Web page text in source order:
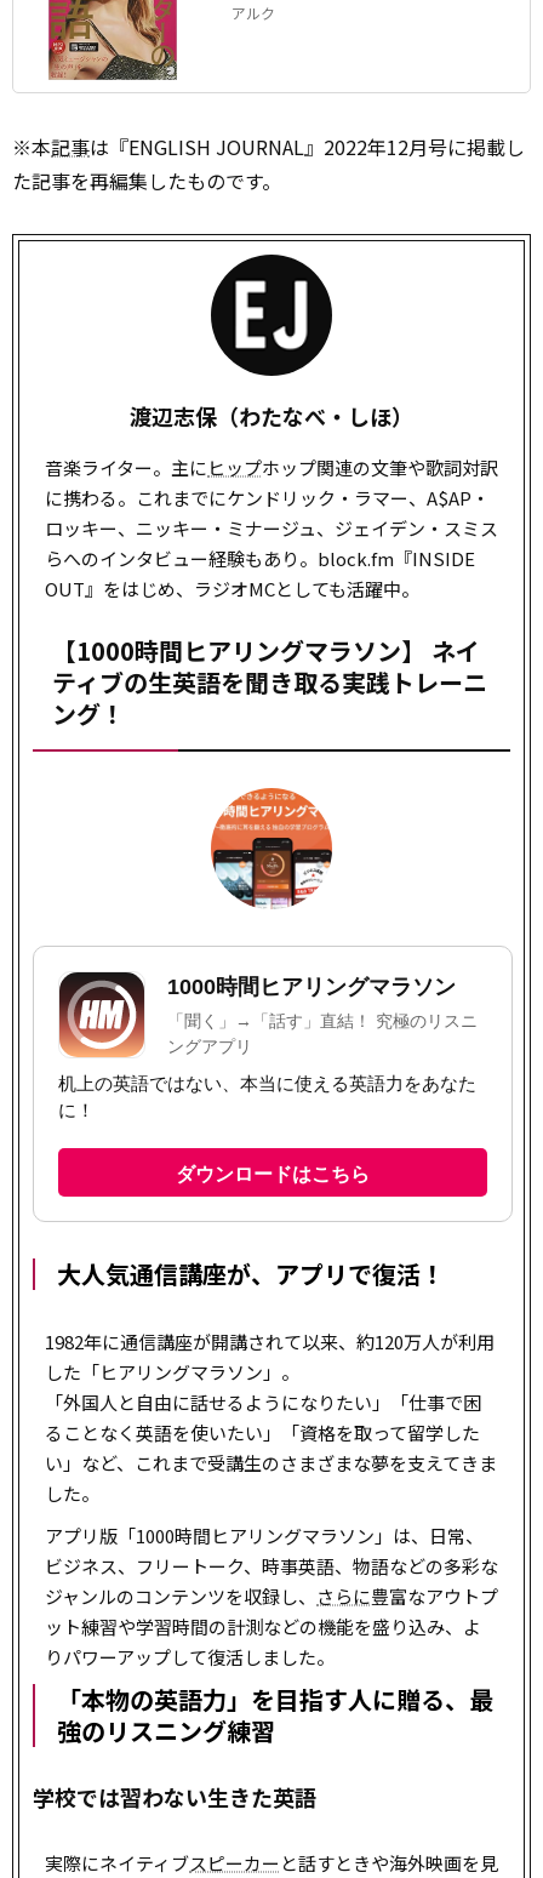
アルク
※本記事は『ENGLISH JOURNAL』2022年12月号に掲載し
た記事を再編集したものです。
渡辺志保（わたなべ・しほ）
音楽ライター。主にヒップホップ関連の文筆や歌詞対訳
に携わる。これまでにケンドリック・ラマー、A$AP・
ロッキー、ニッキー・ミナージュ、ジェイデン・スミス
らへのインタビュー経験もあり。block.fm『INSIDE
OUT』をはじめ、ラジオMCとしても活躍中。
【1000時間ヒアリングマラソン】 ネイ
ティブの生英語を聞き取る実践トレーニ
ング！
大人気通信講座が、アプリで復活！
1982年に通信講座が開講されて以来、約120万人が利用
した「ヒアリングマラソン」。
「外国人と自由に話せるようになりたい」「仕事で困
ることなく英語を使いたい」「資格を取って留学した
い」など、これまで受講生のさまざまな夢を支えてきま
した。
アプリ版「1000時間ヒアリングマラソン」は、日常、
ビジネス、フリートーク、時事英語、物語などの多彩な
ジャンルのコンテンツを収録し、 さらに豊富なアウトプ
ット練習や学習時間の計測などの機能を盛り込み、よ
りパワーアップして復活しました。
「本物の英語力」を目指す人に贈る、最
強のリスニング練習
学校では習わない生きた英語
実際にネイティブスピーカー と話すときや海外映画を見